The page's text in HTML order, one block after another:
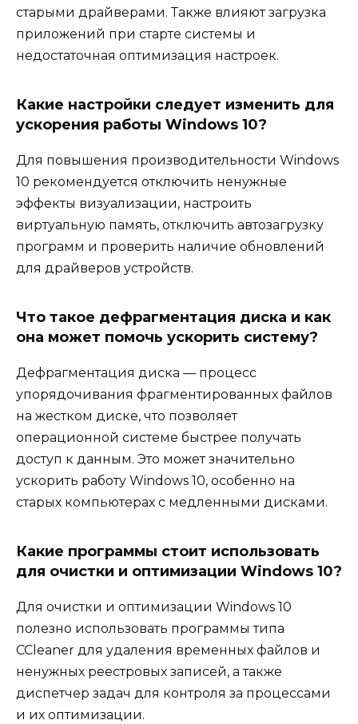
старыми драйверами. Также влияют загрузка
приложений при старте системы и
недостаточная оптимизация настроек.
Какие настройки следует изменить для
ускорения работы Windows 10?
Для повышения производительности Windows
10 рекомендуется отключить ненужные
эффекты визуализации, настроить
виртуальную память, отключить автозагрузку
программ и проверить наличие обновлений
для драйверов устройств.
Что такое дефрагментация диска и как
она может помочь ускорить систему?
Дефрагментация диска — процесс
упорядочивания фрагментированных файлов
на жестком диске, что позволяет
операционной системе быстрее получать
доступ к данным. Это может значительно
ускорить работу Windows 10, особенно на
старых компьютерах с медленными дисками.
Какие программы стоит использовать
для очистки и оптимизации Windows 10?
Для очистки и оптимизации Windows 10
полезно использовать программы типа
CCleaner для удаления временных файлов и
ненужных реестровых записей, а также
диспетчер задач для контроля за процессами
и их оптимизации.